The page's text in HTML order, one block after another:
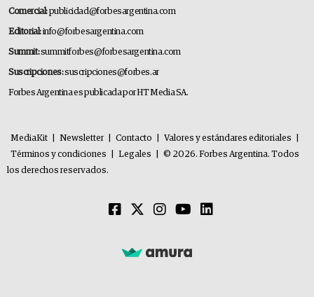
Comercial:publicidad@forbesargentina.com
Editorial:info@forbesargentina.com
Summit:summitforbes@forbesargentina.com
Suscripciones:suscripciones@forbes.ar
Forbes Argentina es publicada por HT Media SA.
MediaKit Newsletter Contacto Valores y estándares editoriales
Términos y condiciones
Legales
© 2026. Forbes Argentina. Todos
los derechos reservados.